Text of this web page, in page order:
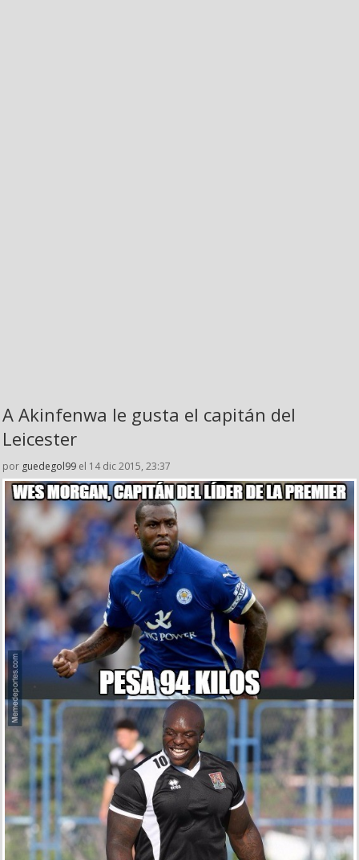
A Akinfenwa le gusta el capitán del
Leicester
por guedegol99 el 14 dic 2015, 23:37